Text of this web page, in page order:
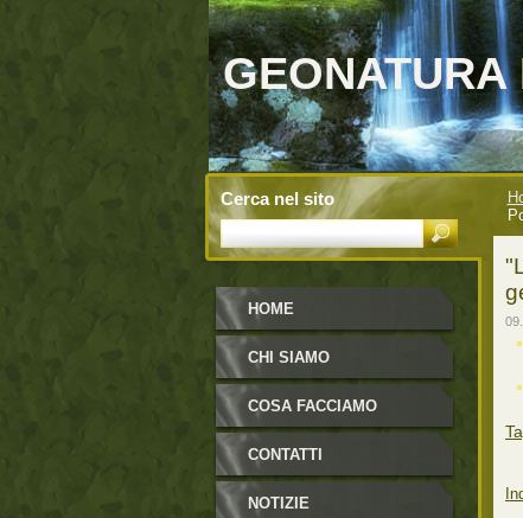
GEONATURA
HOME
CHI SIAMO
COSA FACCIAMO
CONTATTI
NOTIZIE
Cerca nel sito